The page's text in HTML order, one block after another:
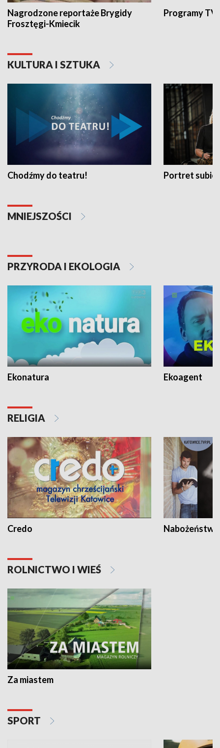
Nagrodzone reportaże Brygidy
Frosztęgi-Kmiecik
Programy
KULTURA I SZTUKA
Chodźmy do teatru! Portret
MNIEJSZOŚCI
PRZYRODA I EKOLOGIA
Ekonatura Ekoagent
RELIGIA
Credo
ROLNICTWO I WIEŚ
Za miastem
SPORT